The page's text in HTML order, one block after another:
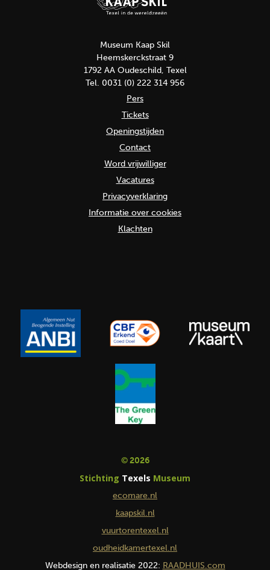
Museum Kaap Skil
Heemskerckstraat 9
1792 AA Oudeschild, Texel
Tel. 0031 (0) 222 314 956
Pers
Tickets
Openingstijden
Contact
Word vrijwilliger
Vacatures
Privacyverklaring
Informatie over cookies
Klachten
© 2026
Stichting Texels Museum
ecomare.nl
kaapskil.nl
vuurtorentexel.nl
oudheidkamertexel.nl
Webdesign en realisatie 2022: RAADHUIS.com